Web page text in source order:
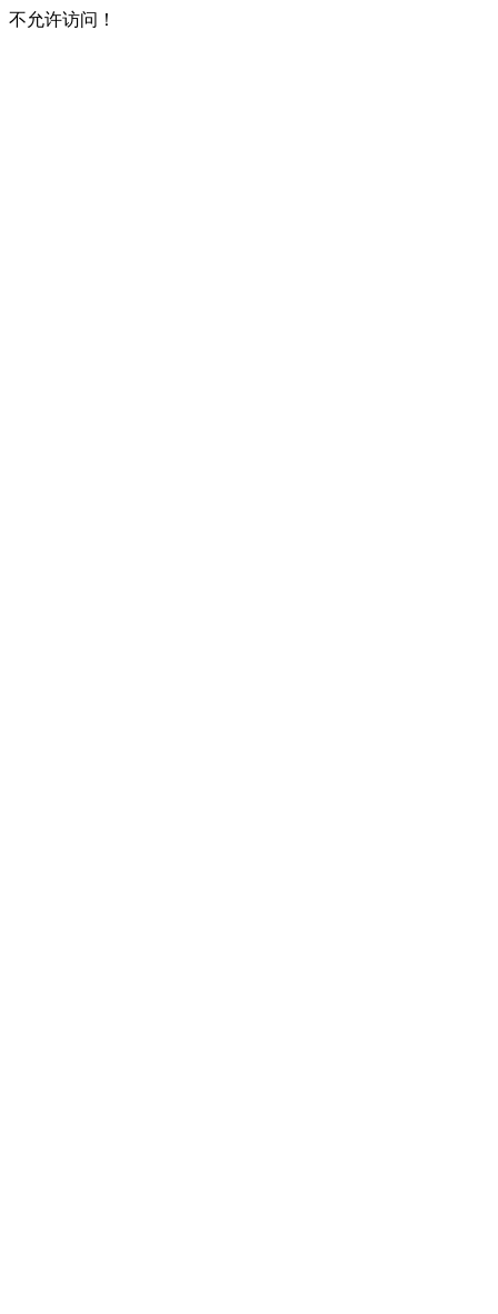
不允许访问！